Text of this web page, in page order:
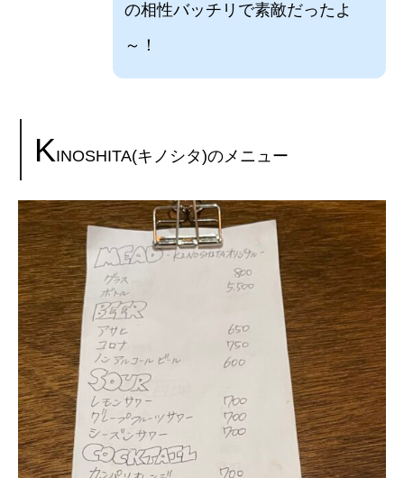
の相性バッチリで素敵だったよ
～！
KINOSHITA(キノシタ)のメニュー